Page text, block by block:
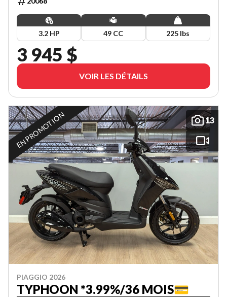
3.2 HP 49 CC 225 lbs
3 945 $
VOIR LES DÉTAILS
13
EN PROMOTION
PIAGGIO 2026
TYPHOON *3.99%/36 MOIS💳